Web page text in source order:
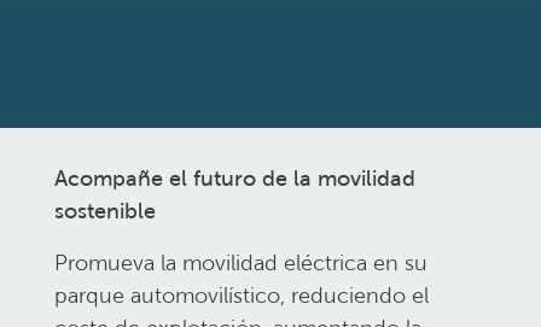
Acompañe el futuro de la movilidad
sostenible
Promueva la movilidad eléctrica en su
parque automovilístico, reduciendo el